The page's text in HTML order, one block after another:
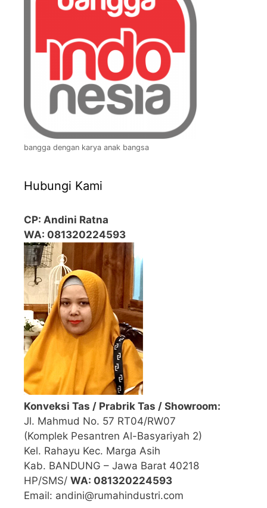
bangga dengan karya anak bangsa
Hubungi Kami
CP: Andini Ratna
WA: 081320224593
Konveksi Tas / Prabrik Tas / Showroom:
Jl. Mahmud No. 57 RT04/RW07
(Komplek Pesantren Al-Basyariyah 2)
Kel. Rahayu Kec. Marga Asih
Kab. BANDUNG – Jawa Barat 40218
HP/SMS/ WA: 081320224593
Email: andini@rumahindustri.com